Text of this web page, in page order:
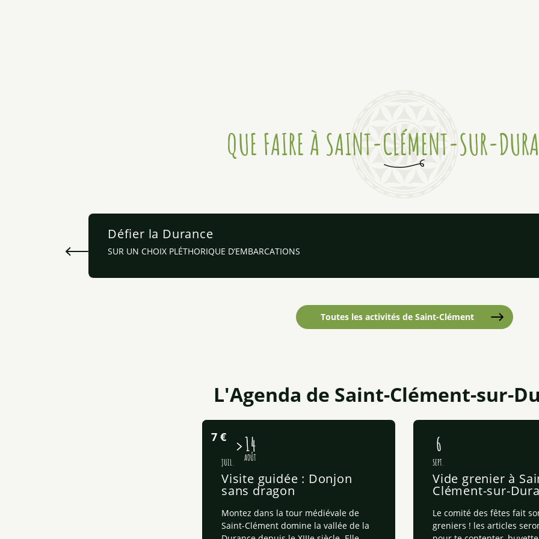
QUE FAIRE À SAINT-CLÉMENT-SUR-
Défier la Durance
SUR UN CHOIX PLÉTHORIQUE D’EMBARCATIONS
Toutes les activités de Saint-Clément
L'Agenda de Saint-Clément-sur-
7 €
16
JUIL.
14
AOÛT
Visite guidée : Donjon
sans dragon
Montez dans la tour médiévale de
Saint-Clément domine la vallée de la
6
SEPT.
Vide grenier à
Clément-sur-
Le comité des fêtes fait
greniers ! les articles